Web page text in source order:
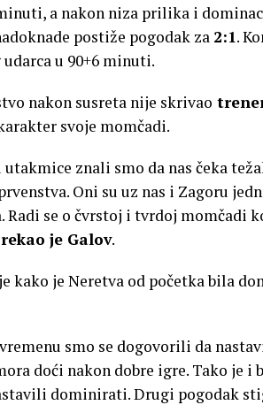
a nakon niza prilika i
postiže pogodak za 2:1.
u 90+6 minuti.
nakon susreta nije skrivao
svoje momčadi.
utakmice znali smo da nas čeka
Oni su uz nas i Zagoru
Radi se o čvrstoj i tvrdoj momčadi
rekao je Galov.
kako je Neretva od početka bila
smo se dogovorili da
doći nakon dobre igre. Tako je
dominirati. Drugi pogodak